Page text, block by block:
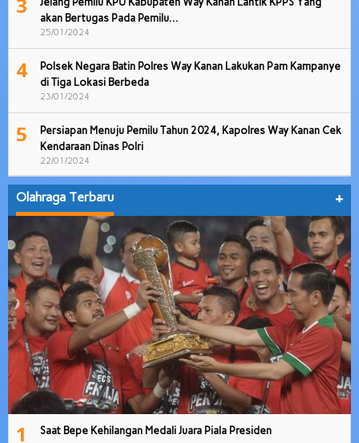
3
akan Bertugas Pada Pemilu…
25/01/2024
4
Polsek Negara Batin Polres Way Kanan Lakukan Pam Kampanye
di Tiga Lokasi Berbeda
23/01/2024
5
Persiapan Menuju Pemilu Tahun 2024, Kapolres Way Kanan Cek
Kendaraan Dinas Polri
22/01/2024
Olahraga Terbaru +
1 Saat Bepe Kehilangan Medali Juara Piala Presiden